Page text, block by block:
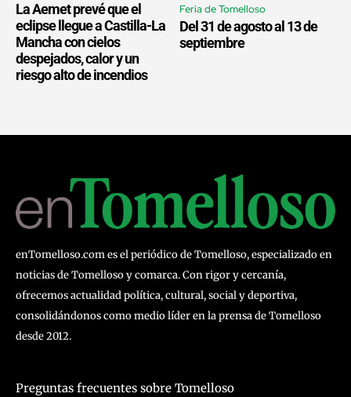
La Aemet prevé que el
eclipse llegue a Castilla-La
Mancha con cielos
despejados, calor y un
riesgo alto de incendios
Feria de Tomelloso
Del 31 de agosto al 13 de
septiembre
enTomelloso.com es el periódico de Tomelloso, especializado en
noticias de Tomelloso y comarca. Con rigor y cercanía,
ofrecemos actualidad política, cultural, social y deportiva,
consolidándonos como medio líder en la prensa de Tomelloso
desde 2012.
Preguntas frecuentes sobre Tomelloso